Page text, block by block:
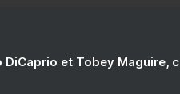
DiCaprio et Tobey Maguire,